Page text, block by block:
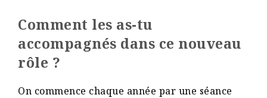
Comment les as-tu
accompagnés dans ce nouveau
rôle ?
On commence chaque année par une séance